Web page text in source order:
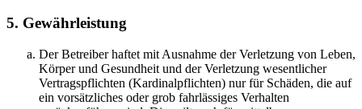
5. Gewährleistung
Der Betreiber haftet mit Ausnahme der Verletzung von Leben,
Körper und Gesundheit und der Verletzung wesentlicher
Vertragspflichten (Kardinalpflichten) nur für Schäden, die auf
ein vorsätzliches oder grob fahrlässiges Verhalten